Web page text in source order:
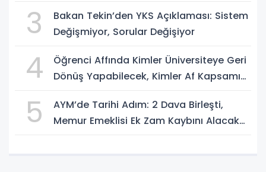
3
Bakan Tekin’den YKS Açıklaması: Sistem
Değişmiyor, Sorular Değişiyor
4
Öğrenci Affında Kimler Üniversiteye Geri
Dönüş Yapabilecek, Kimler Af Kapsamı
5
AYM’de Tarihi Adım: 2 Dava Birleşti,
Memur Emeklisi Ek Zam Kaybını Alacak